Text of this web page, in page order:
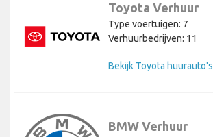
Toyota Verhuur
Type voertuigen: 7
Verhuurbedrijven: 11
Bekijk Toyota huurauto's
BMW Verhuur